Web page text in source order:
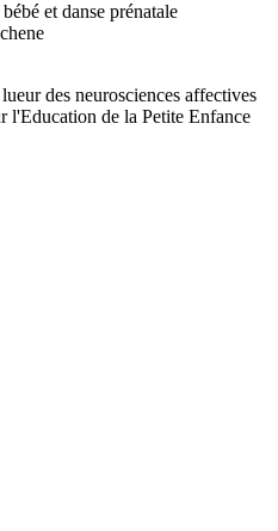
et danse prénatale
des neurosciences affectives
l'Education de la Petite Enfance